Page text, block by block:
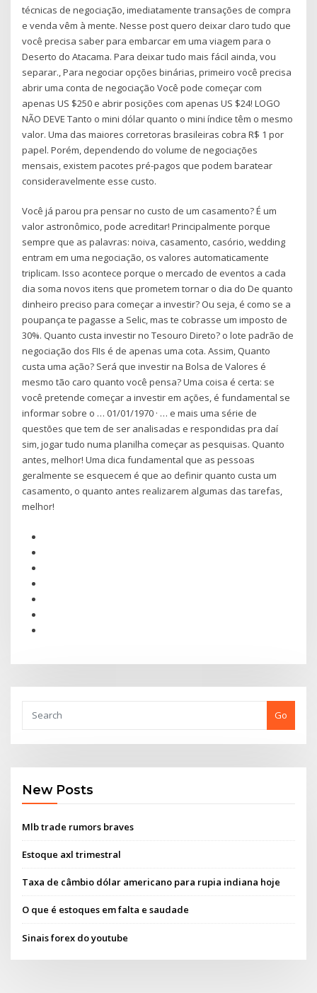
técnicas de negociação, imediatamente transações de compra
e venda vêm à mente. Nesse post quero deixar claro tudo que
você precisa saber para embarcar em uma viagem para o
Deserto do Atacama. Para deixar tudo mais fácil ainda, vou
separar., Para negociar opções binárias, primeiro você precisa
abrir uma conta de negociação Você pode começar com
apenas US $250 e abrir posições com apenas US $24! LOGO
NÃO DEVE Tanto o mini dólar quanto o mini índice têm o mesmo
valor. Uma das maiores corretoras brasileiras cobra R$ 1 por
papel. Porém, dependendo do volume de negociações
mensais, existem pacotes pré-pagos que podem baratear
consideravelmente esse custo.
Você já parou pra pensar no custo de um casamento? É um
valor astronômico, pode acreditar! Principalmente porque
sempre que as palavras: noiva, casamento, casório, wedding
entram em uma negociação, os valores automaticamente
triplicam. Isso acontece porque o mercado de eventos a cada
dia soma novos itens que prometem tornar o dia do De quanto
dinheiro preciso para começar a investir? Ou seja, é como se a
poupança te pagasse a Selic, mas te cobrasse um imposto de
30%. Quanto custa investir no Tesouro Direto? o lote padrão de
negociação dos FIIs é de apenas uma cota. Assim, Quanto
custa uma ação? Será que investir na Bolsa de Valores é
mesmo tão caro quanto você pensa? Uma coisa é certa: se
você pretende começar a investir em ações, é fundamental se
informar sobre o … 01/01/1970 · … e mais uma série de
questões que tem de ser analisadas e respondidas pra daí
sim, jogar tudo numa planilha começar as pesquisas. Quanto
antes, melhor! Uma dica fundamental que as pessoas
geralmente se esquecem é que ao definir quanto custa um
casamento, o quanto antes realizarem algumas das tarefas,
melhor!
Go
New Posts
Mlb trade rumors braves
Estoque axl trimestral
Taxa de câmbio dólar americano para rupia indiana hoje
O que é estoques em falta e saudade
Sinais forex do youtube